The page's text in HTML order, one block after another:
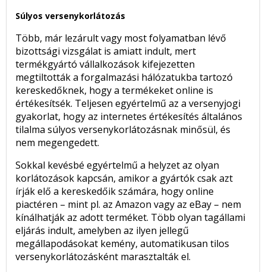
Súlyos versenykorlátozás
Több, már lezárult vagy most folyamatban lévő
bizottsági vizsgálat is amiatt indult, mert
termékgyártó vállalkozások kifejezetten
megtiltották a forgalmazási hálózatukba tartozó
kereskedőknek, hogy a termékeket online is
értékesítsék. Teljesen egyértelmű az a versenyjogi
gyakorlat, hogy az internetes értékesítés általános
tilalma súlyos versenykorlátozásnak minősül, és
nem megengedett.
Sokkal kevésbé egyértelmű a helyzet az olyan
korlátozások kapcsán, amikor a gyártók csak azt
írják elő a kereskedőik számára, hogy online
piactéren – mint pl. az Amazon vagy az eBay – nem
kínálhatják az adott terméket. Több olyan tagállami
eljárás indult, amelyben az ilyen jellegű
megállapodásokat kemény, automatikusan tilos
versenykorlátozásként marasztalták el.